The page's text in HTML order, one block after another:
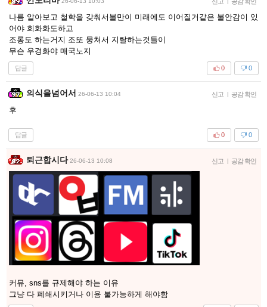
나름 알아보고 철학을 갖춰서불만이 미래에도 이어질거같은 불안감이 있
어야 희화화도하고
조롱도 하는거지 조또 뭉쳐서 지랄하는것들이
무슨 우경화야 매국노지
답글 0
0
의식을넘어서 26-06-13 10:04 신고 | 공감 확인
후
답글 0
0
퇴근합시다 26-06-13 10:08 신고 | 공감 확인
커뮤, sns를 규제해야 하는 이유
그냥 다 폐쇄시키거나 이용 불가능하게 해야함